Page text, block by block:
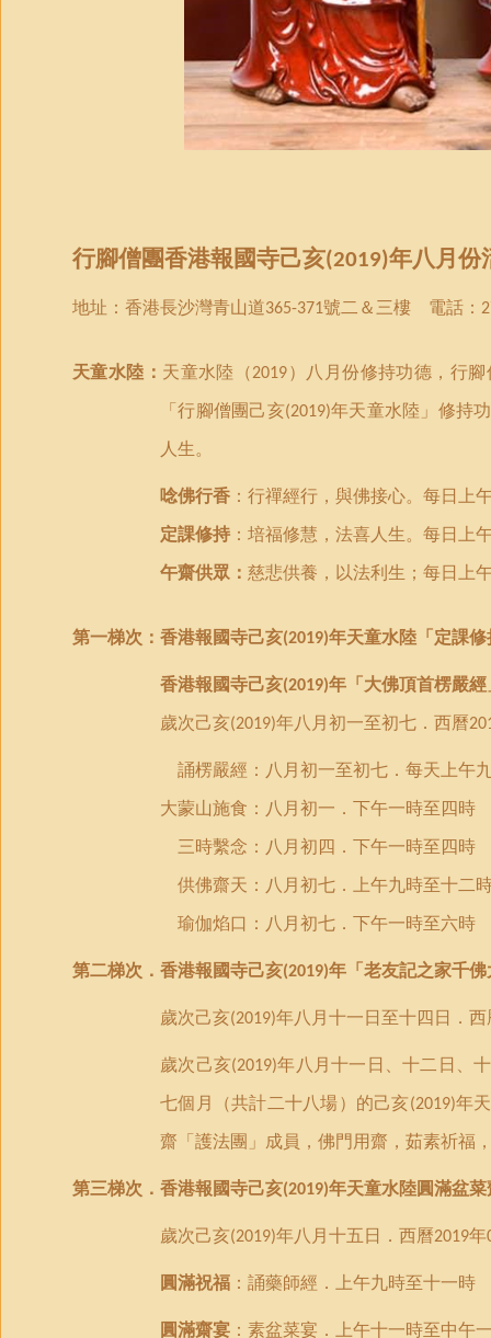
行腳僧團香港報國寺己亥(2019)年八月份
地址： 香港長沙灣青山道365-371號二＆三樓 電話：
天童水陸： 天童水陸（2019）八月份修持功德 ， 行
「行腳僧團己亥(2019)年天童水陸 」 修持
人生。
唸佛行香 ：行禪經行，與佛接心。 每日上
定課修持 ：培福修慧，法喜人生。每日上
午齋供眾： 慈悲供養，以法利生；每日上
第一梯次： 香港報國寺己亥(2019)年天童水陸「定課
香港報國寺己亥(2019)年「大佛頂首楞嚴
歲次己亥(2019)年八月初一至初七．西曆
誦楞嚴經：八月初一至初七．每天上午
大蒙山施食：八月初一． 下午一時至四時
三時繫念：八月初四 ． 下午一時至四時
供佛齋天：八月初七 ． 上午九時至十二
瑜伽焰口：八月初七．下午一時至六時
第二梯次．香港報國寺己亥(2019)年 「老友記之家千
歲次己亥(2019)年八月十一日至十四日．西
歲次己亥(2019)年八月十一日 、十二日、
七個月 （共計二十八場）的己亥(2019)年
齋「護法團」成員，佛門用齋，茹素祈福
第三梯次．香港報國寺己亥(2019)年天童水陸圓滿盆
歲次己亥(2019)年八月十五日．西曆2019年
圓滿祝福 ：誦藥師經 ． 上午九時至十一時
圓滿齋宴 ：素盆菜宴．上午十一時至中午